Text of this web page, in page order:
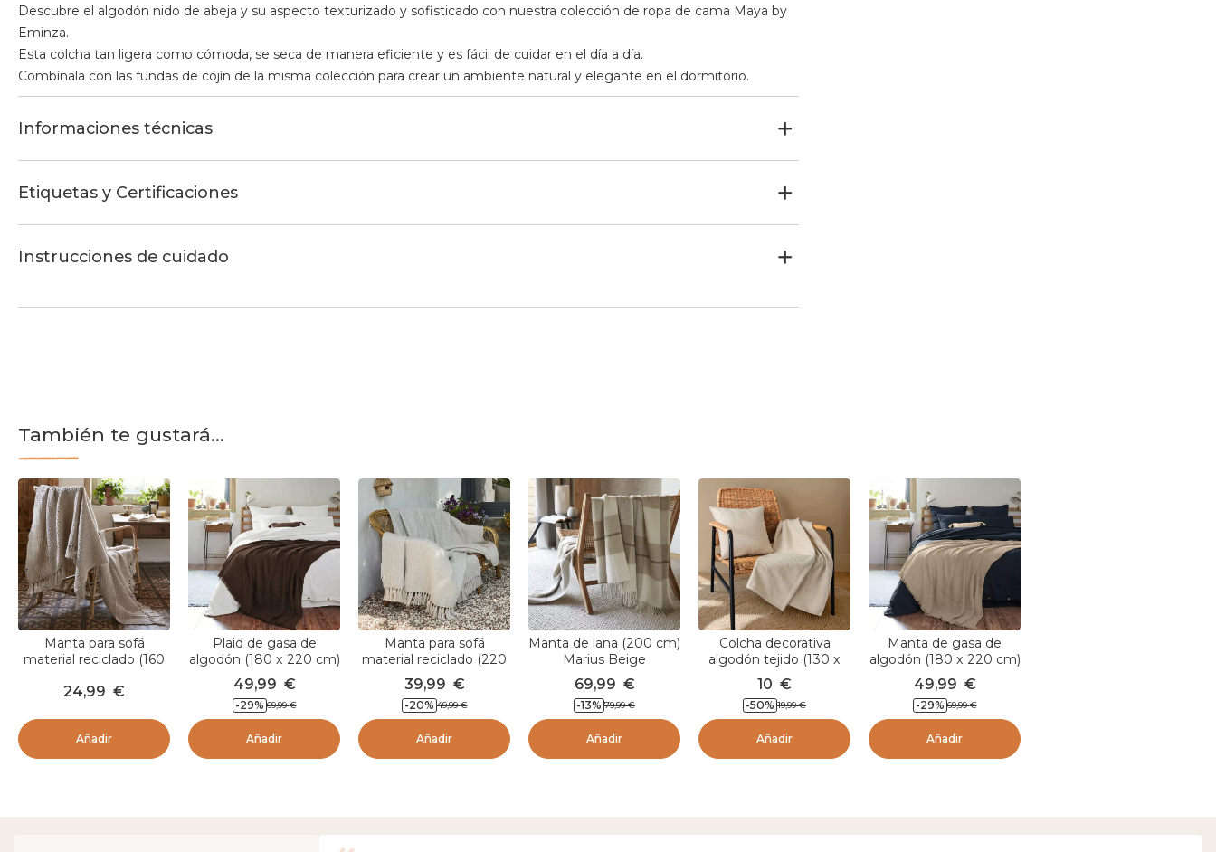
Descubre el algodón nido de abeja y su aspecto texturizado y sofisticado con nuestra colección de ropa de cama Maya by
Eminza.
Esta colcha tan ligera como cómoda, se seca de manera eficiente y es fácil de cuidar en el día a día.
Combínala con las fundas de cojín de la misma colección para crear un ambiente natural y elegante en el dormitorio.
Informaciones técnicas
Etiquetas y Certificaciones
Instrucciones de cuidado
También te gustará...
Manta para sofá
material reciclado (160
pampa
24,99 €
Añadir
Plaid de gasa de
algodón (180 x 220 cm)
Gaïa Marrón
49,99 €
-29% 69,99 €
Añadir
Manta para sofá
material reciclado (220
cm) Gabin Beige
pampa
39,99 €
-20% 49,99 €
Añadir
Manta de lana (200 cm)
Marius Beige
69,99 €
-13% 79,99 €
Añadir
Colcha decorativa
algodón tejido (130 x
160 cm) Léa Beige
pampa
10 €
-50% 19,99 €
Añadir
Manta de gasa de
algodón (180 x 220 cm)
Gaïa Marrón cuerda
49,99 €
-29% 69,99 €
Añadir